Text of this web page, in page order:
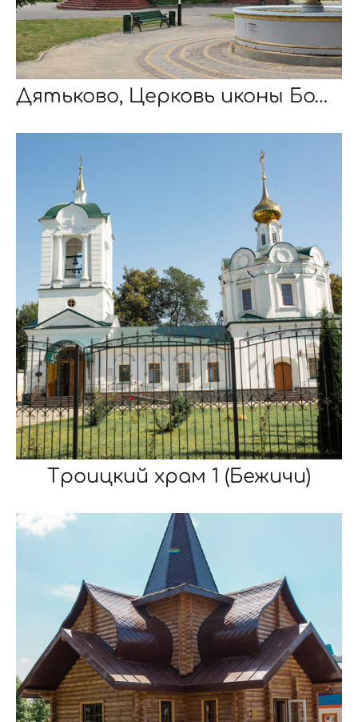
Дятьково, Церковь иконы Божией Матери Неопалимая Купина
Троицкий храм 1 (Бежичи)